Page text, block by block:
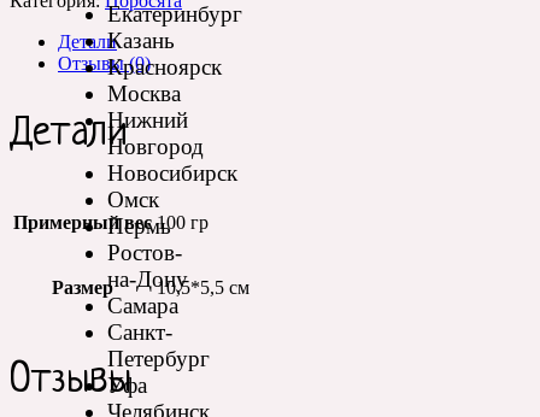
Екатеринбург
Казань
Красноярск
Москва
Нижний
Новгород
Новосибирск
Омск
Пермь
Ростов-
на-Дону
Самара
Санкт-
Петербург
Уфа
Челябинск
Детали
Отзывы (0)
Детали
Примерный вес 100 гр
Размер 10,5*5,5 см
Отзывы